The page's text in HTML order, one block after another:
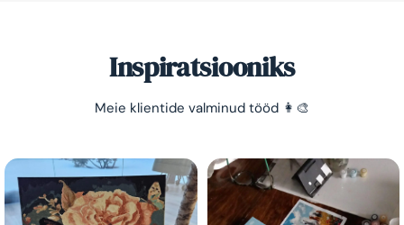
Inspiratsiooniks
Meie klientide valminud tööd 👩‍🎨
Säästa -10%!